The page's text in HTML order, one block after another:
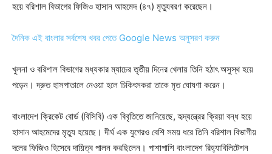
হয়ে বরিশাল বিভাগের ফিজিও হাসান আহমেদ (৪৭) মৃত্যুবরণ করেছেন।
দৈনিক এই বাংলার সর্বশেষ খবর পেতে Google News অনুসরণ করুন
খুলনা ও বরিশাল বিভাগের মধ্যকার ম্যাচের তৃতীয় দিনের খেলায় তিনি হঠাৎ অসুস্থ হয়ে
পড়েন। দ্রুত হাসপাতালে নেওয়া হলে চিকিৎসকরা তাকে মৃত ঘোষণা করেন।
বাংলাদেশ ক্রিকেট বোর্ড (বিসিবি) এক বিবৃতিতে জানিয়েছে, হৃদ্‌যন্ত্রের ক্রিয়া বন্ধ হয়ে
হাসান আহমেদের মৃত্যু হয়েছে। দীর্ঘ এক যুগেরও বেশি সময় ধরে তিনি বরিশাল বিভাগীয়
দলের ফিজিও হিসেবে দায়িত্ব পালন করছিলেন। পাশাপাশি বাংলাদেশ রিহ্যাবিলিটেশন